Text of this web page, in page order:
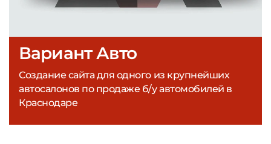
Вариант Авто
Создание сайта для одного из крупнейших
автосалонов по продаже б/у автомобилей в
Краснодаре